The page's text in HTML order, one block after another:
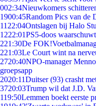
002:34Nieuwkomers
1900:45Random Pics van de
11 22:04Ontslagen bij Halo
1222:01PS5-doos
221:30De
221:03Le Court wint na
2720:40NPO-manager
groepsapp
2020:11Duitser (93) crasht
3720:03Trump wil dat J.D.
119:50Lemmen boekt eerste